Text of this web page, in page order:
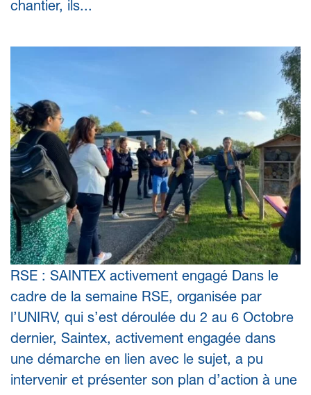
chantier, ils...
RSE – Initiatives du groupe SAINTEX : Semaine RSE
parWilliam SOULIER Nov 9, 2023|Evénements
RSE : SAINTEX activement engagé Dans le
cadre de la semaine RSE, organisée par
l’UNIRV, qui s’est déroulée du 2 au 6 Octobre
dernier, Saintex, activement engagée dans
une démarche en lien avec le sujet, a pu
intervenir et présenter son plan d’action à une